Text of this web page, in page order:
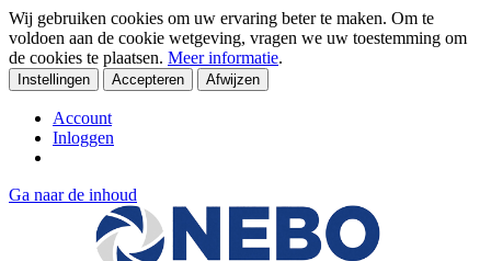
Wij gebruiken cookies om uw ervaring beter te maken. Om te
voldoen aan de cookie wetgeving, vragen we uw toestemming om
de cookies te plaatsen. Meer informatie.
Instellingen Accepteren Afwijzen
Account
Inloggen
Ga naar de inhoud